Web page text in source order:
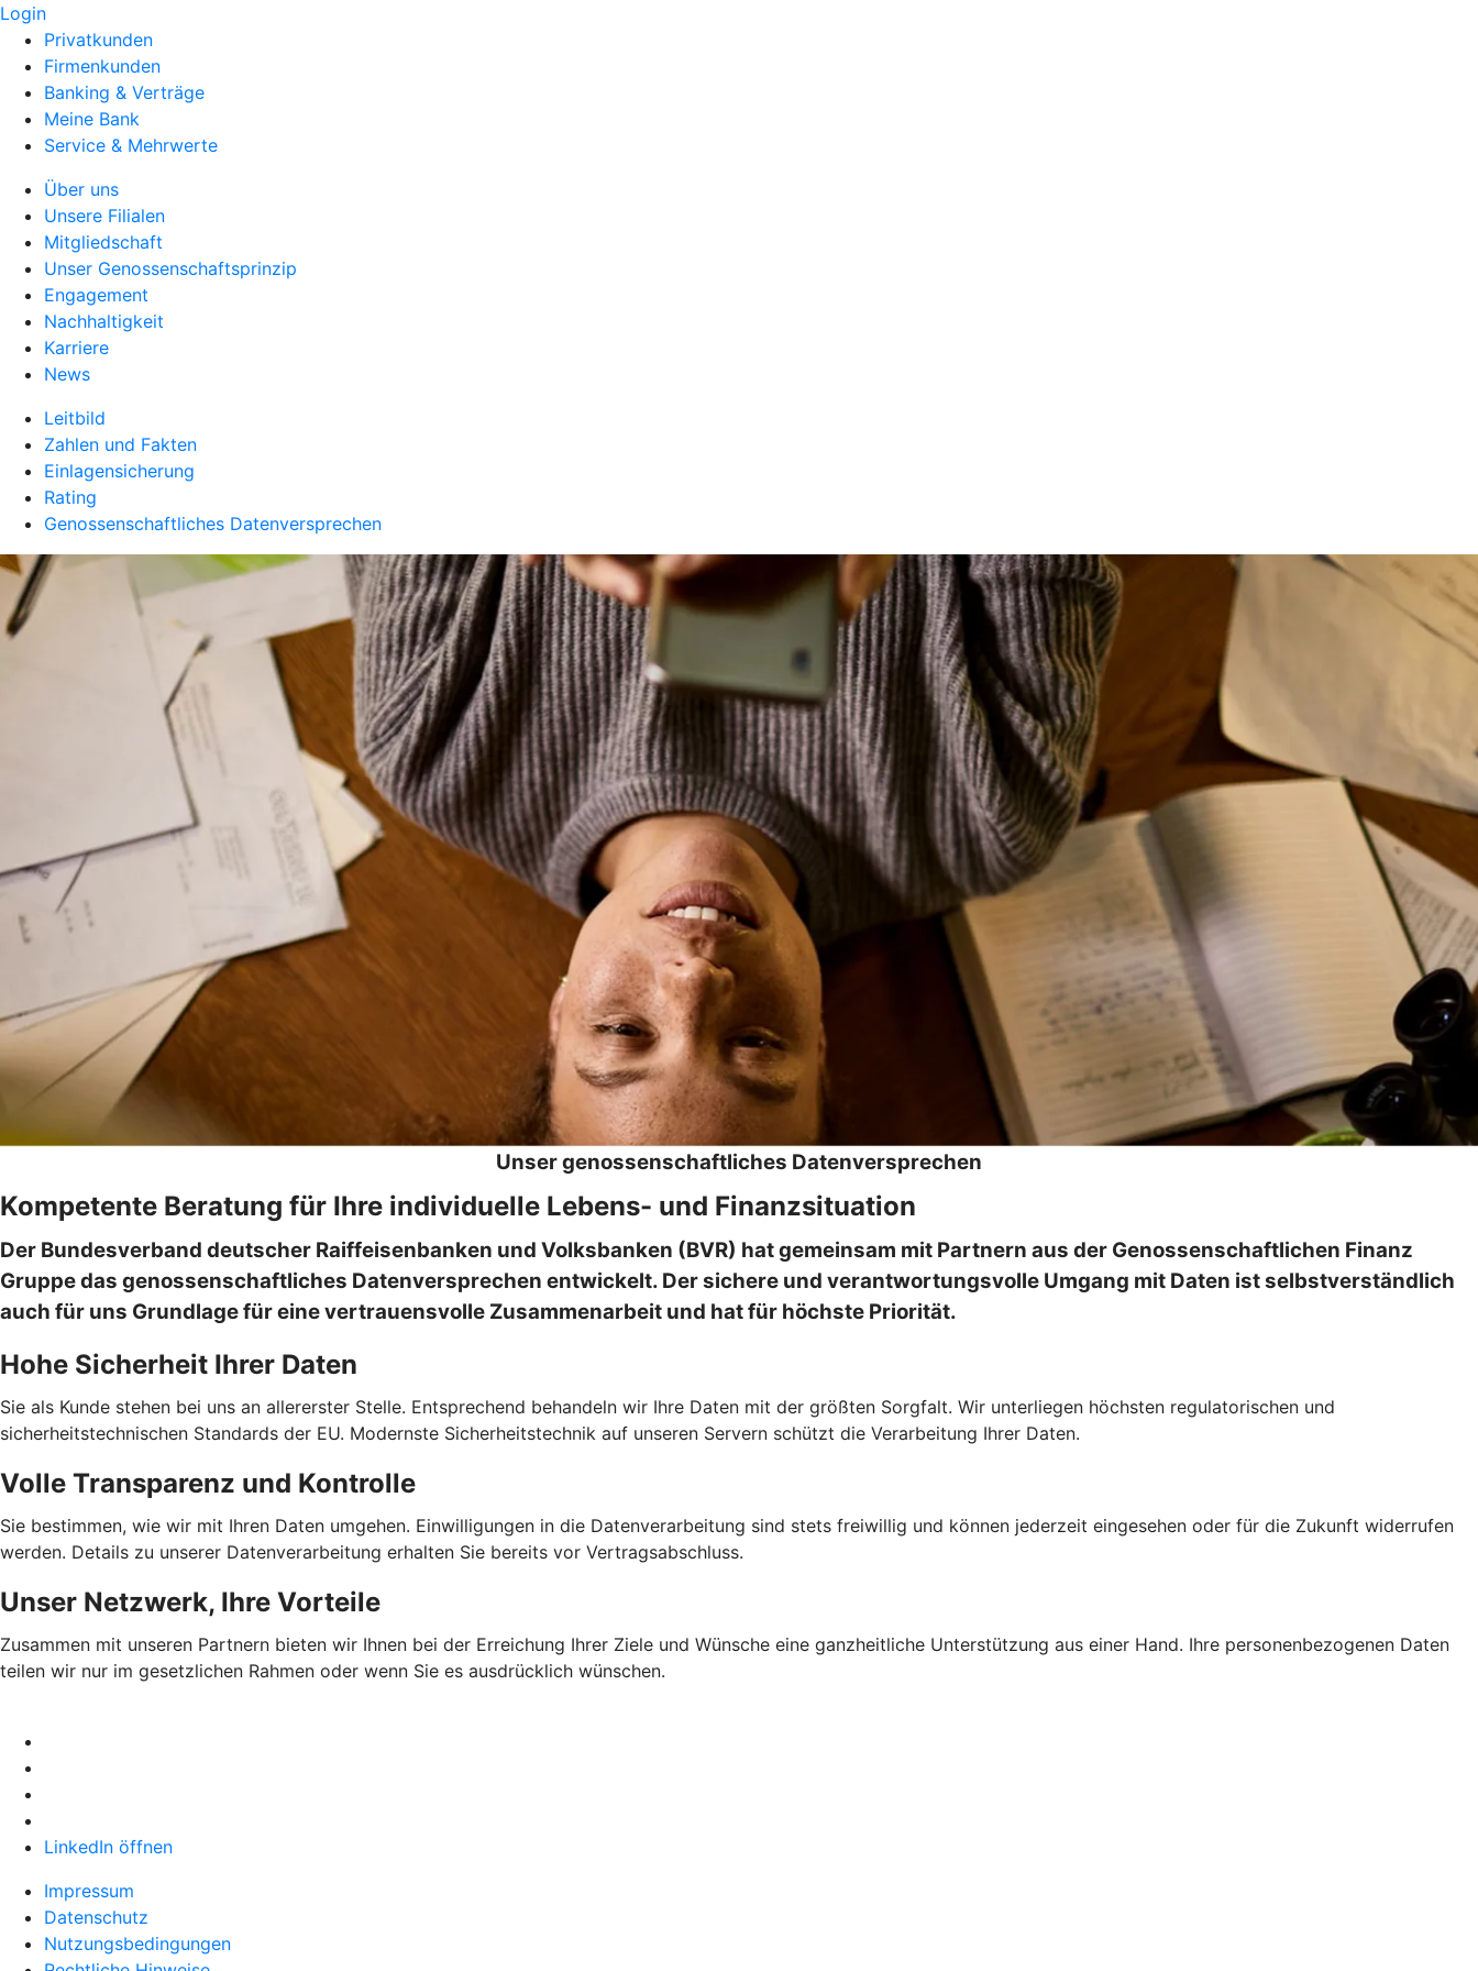
Login
Privatkunden
Firmenkunden
Banking & Verträge
Meine Bank
Service & Mehrwerte
Über uns
Unsere Filialen
Mitgliedschaft
Unser Genossenschaftsprinzip
Engagement
Nachhaltigkeit
Karriere
News
Leitbild
Zahlen und Fakten
Einlagensicherung
Rating
Genossenschaftliches Datenversprechen
Unser genossenschaftliches Datenversprechen
Kompetente Beratung für Ihre individuelle Lebens- und Finanzsituation
Der Bundesverband deutscher Raiffeisenbanken und Volksbanken (BVR) hat gemeinsam mit Partnern aus der Genossenschaftlichen Finanz
Gruppe das genossenschaftliches Datenversprechen entwickelt. Der sichere und verantwortungsvolle Umgang mit Daten ist selbstverständlich
auch für uns Grundlage für eine vertrauensvolle Zusammenarbeit und hat für höchste Priorität.
Hohe Sicherheit Ihrer Daten
Sie als Kunde stehen bei uns an allererster Stelle. Entsprechend behandeln wir Ihre Daten mit der größten Sorgfalt. Wir unterliegen höchsten regulatorischen und
sicherheitstechnischen Standards der EU. Modernste Sicherheitstechnik auf unseren Servern schützt die Verarbeitung Ihrer Daten.
Volle Transparenz und Kontrolle
Sie bestimmen, wie wir mit Ihren Daten umgehen. Einwilligungen in die Datenverarbeitung sind stets freiwillig und können jederzeit eingesehen oder für die Zukunft widerrufen
werden. Details zu unserer Datenverarbeitung erhalten Sie bereits vor Vertragsabschluss.
Unser Netzwerk, Ihre Vorteile
Zusammen mit unseren Partnern bieten wir Ihnen bei der Erreichung Ihrer Ziele und Wünsche eine ganzheitliche Unterstützung aus einer Hand. Ihre personenbezogenen Daten
teilen wir nur im gesetzlichen Rahmen oder wenn Sie es ausdrücklich wünschen.
LinkedIn öffnen
Impressum
Datenschutz
Nutzungsbedingungen